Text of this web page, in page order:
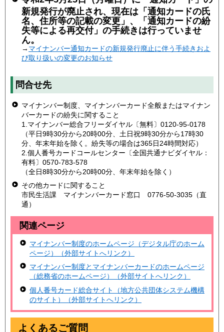
新規発行が廃止され、現在は「通知カードの氏
名、住所等の記載の変更」、「通知カードの紛
失等による再交付」の手続きは行っていませ
ん。
→ マイナンバー通知カードの新規発行廃止に伴う手続きおよ
び取り扱いの変更のお知らせ
問合せ先
マイナンバー制度、マイナンバーカード全般またはマイナン
バーカードの紛失に関すること
1.マイナンバー総合フリーダイヤル〔無料〕0120-95-0178
（平日9時30分から20時00分、土日祝9時30分から17時30
分、年末年始を除く。紛失等の場合は365日24時間対応）
2.個人番号カードコールセンター〔全国共通ナビダイヤル：
有料〕0570-783-578
（全日8時30分から20時00分、年末年始を除く）
その他カードに関すること
市民生活課 マイナンバーカード窓口 0776-50-3035（直
通）
関連ページ
マイナンバー制度のホームページ（デジタル庁のホーム
ページ）（外部サイトへリンク）
マイナンバー制度とマイナンバーカードのホームページ
（総務省のホームページ）（外部サイトへリンク）
個人番号カード総合サイト（地方公共団体システム機構
のサイト）（外部サイトへリンク）
よくあるご質問